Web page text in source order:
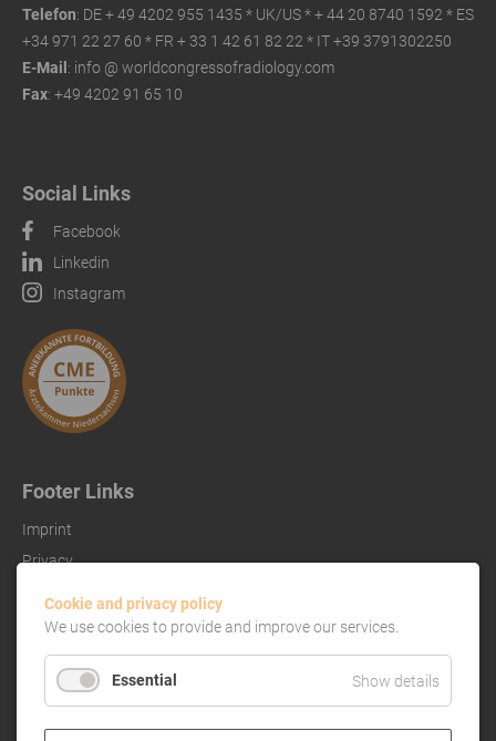
Telefon: DE + 49 4202 955 1435 * UK/US *+ 44 20 8740 1592 * ES
+34 971 22 27 60 * FR + 33 1 42 61 82 22 * IT +39 3791302250
E-Mail : info @ worldcongressofradiology.com
Fax: +49 4202 91 65 10
Social Links
Facebook
Linkedin
Instagram
Footer Links
Imprint
Privacy
Cookie and privacy policy
We use cookies to provide and improve our services.
Essential Show details